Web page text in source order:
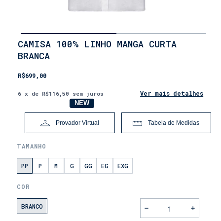
INÍCIO
•
LANÇAMENTOS
CAMISA 100% LINHO MANGA CURTA
BRANCA
R$699,00
6 x de R$116,50 sem juros Ver mais detalhes
Provador Virtual
NOVO
NEW
Tabela de Medidas
TAMANHO
PP P M G GG EG EXG
COR
BRANCO